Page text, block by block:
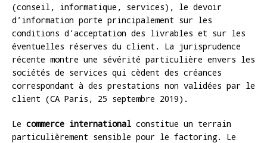
(conseil, informatique, services), le devoir
d’information porte principalement sur les
conditions d’acceptation des livrables et sur les
éventuelles réserves du client. La jurisprudence
récente montre une sévérité particulière envers les
sociétés de services qui cèdent des créances
correspondant à des prestations non validées par le
client (CA Paris, 25 septembre 2019).
Le commerce international constitue un terrain
particulièrement sensible pour le factoring. Le